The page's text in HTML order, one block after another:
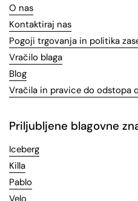
O nas
Kontaktiraj nas
Pogoji trgovanja in politika
Vračilo blaga
Blog
Vračila in pravice do odstopa
Priljubljene blagovne
Iceberg
Killa
Pablo